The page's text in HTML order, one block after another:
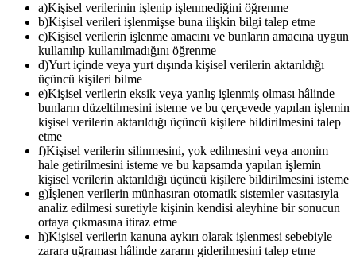
a)Kişisel verilerinin işlenip işlenmediğini öğrenme
b)Kişisel verileri işlenmişse buna ilişkin bilgi talep etme
c)Kişisel verilerin işlenme amacını ve bunların amacına uygun
kullanılıp kullanılmadığını öğrenme
d)Yurt içinde veya yurt dışında kişisel verilerin aktarıldığı
üçüncü kişileri bilme
e)Kişisel verilerin eksik veya yanlış işlenmiş olması hâlinde
bunların düzeltilmesini isteme ve bu çerçevede yapılan işlemin
kişisel verilerin aktarıldığı üçüncü kişilere bildirilmesini talep
etme
f)Kişisel verilerin silinmesini, yok edilmesini veya anonim
hale getirilmesini isteme ve bu kapsamda yapılan işlemin
kişisel verilerin aktarıldığı üçüncü kişilere bildirilmesini isteme
g)İşlenen verilerin münhasıran otomatik sistemler vasıtasıyla
analiz edilmesi suretiyle kişinin kendisi aleyhine bir sonucun
ortaya çıkmasına itiraz etme
h)Kişisel verilerin kanuna aykırı olarak işlenmesi sebebiyle
zarara uğraması hâlinde zararın giderilmesini talep etme